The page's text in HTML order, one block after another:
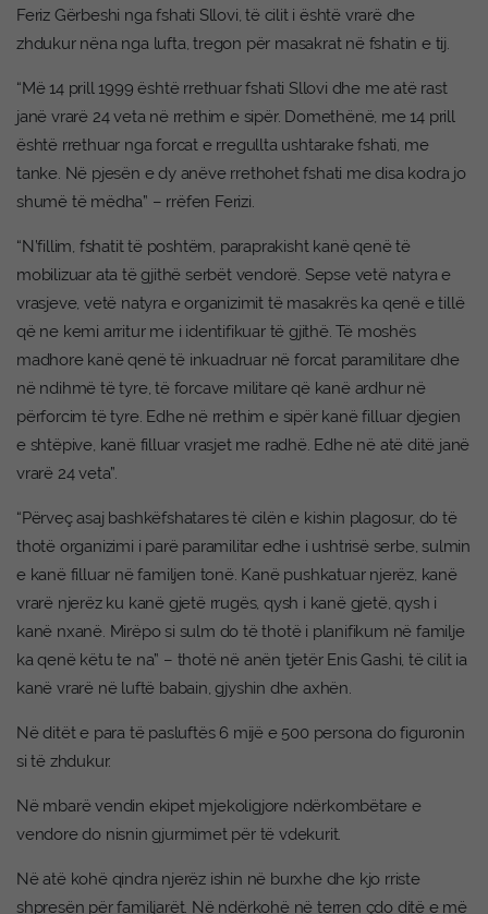
Feriz Gërbeshi nga fshati Sllovi, të cilit i është vrarë dhe
zhdukur nëna nga lufta, tregon për masakrat në fshatin e tij.
“Më 14 prill 1999 është rrethuar fshati Sllovi dhe me atë rast
janë vrarë 24 veta në rrethim e sipër. Domethënë, me 14 prill
është rrethuar nga forcat e rregullta ushtarake fshati, me
tanke. Në pjesën e dy anëve rrethohet fshati me disa kodra jo
shumë të mëdha” – rrëfen Ferizi.
“N’fillim, fshatit të poshtëm, paraprakisht kanë qenë të
mobilizuar ata të gjithë serbët vendorë. Sepse vetë natyra e
vrasjeve, vetë natyra e organizimit të masakrës ka qenë e tillë
që ne kemi arritur me i identifikuar të gjithë. Të moshës
madhore kanë qenë të inkuadruar në forcat paramilitare dhe
në ndihmë të tyre, të forcave militare që kanë ardhur në
përforcim të tyre. Edhe në rrethim e sipër kanë filluar djegien
e shtëpive, kanë filluar vrasjet me radhë. Edhe në atë ditë janë
vrarë 24 veta”.
“Përveç asaj bashkëfshatares të cilën e kishin plagosur, do të
thotë organizimi i parë paramilitar edhe i ushtrisë serbe, sulmin
e kanë filluar në familjen tonë. Kanë pushkatuar njerëz, kanë
vrarë njerëz ku kanë gjetë rrugës, qysh i kanë gjetë, qysh i
kanë nxanë. Mirëpo si sulm do të thotë i planifikum në familje
ka qenë këtu te na” – thotë në anën tjetër Enis Gashi, të cilit ia
kanë vrarë në luftë babain, gjyshin dhe axhën.
Në ditët e para të pasluftës 6 mijë e 500 persona do figuronin
si të zhdukur.
Në mbarë vendin ekipet mjekoligjore ndërkombëtare e
vendore do nisnin gjurmimet për të vdekurit.
Në atë kohë qindra njerëz ishin në burxhe dhe kjo rriste
shpresën për familjarët. Në ndërkohë në terren çdo ditë e më